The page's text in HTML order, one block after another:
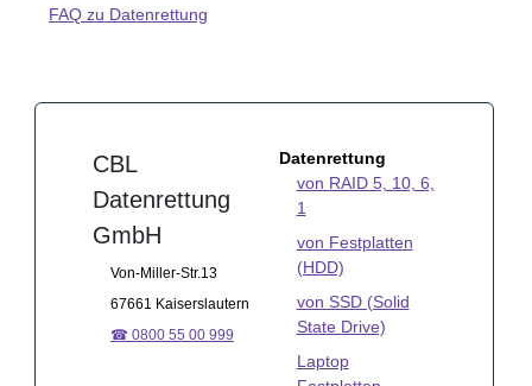
FAQ zu Datenrettung
CBL
Datenrettung
GmbH
Von-Miller-Str.13
67661 Kaiserslautern
☎ 0800 55 00 999
Datenrettung
von RAID 5, 10, 6,
1
von Festplatten
(HDD)
von SSD (Solid
State Drive)
Laptop